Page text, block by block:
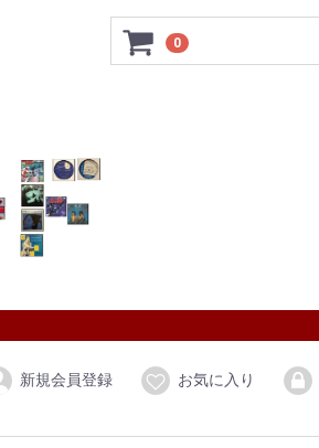
0
新規会員登録 お気に入り